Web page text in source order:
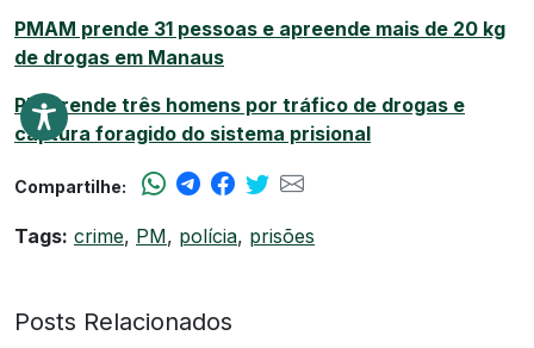
PMAM prende 31 pessoas e apreende mais de 20 kg
de drogas em Manaus
PM prende três homens por tráfico de drogas e
captura foragido do sistema prisional
Compartilhe:
Tags: crime, PM, polícia, prisões
Posts Relacionados